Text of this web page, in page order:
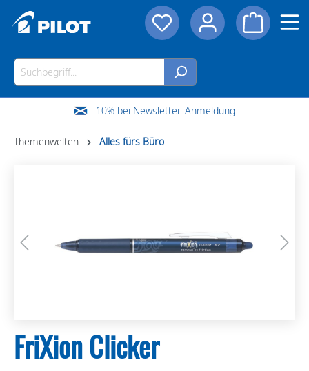
10% bei Newsletter-Anmeldung
Themenwelten Alles fürs Büro
FriXion Clicker